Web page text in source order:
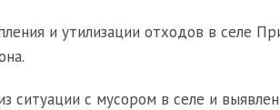
и утилизации отходов в селе
ситуации с мусором в селе и